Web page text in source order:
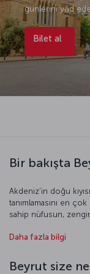
günlerini yâd
Bilet al
Bir bakışta
Akdeniz’in doğu
tanımlamasını en
sahip nüfusun,
Doğu’nun en
Doğu’nun en renkli
Daha fazla bilgi
Beyrut size